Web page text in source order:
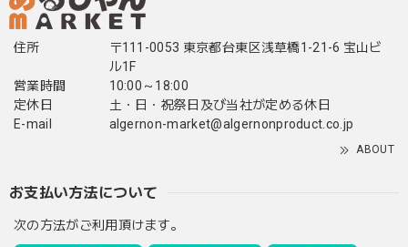
住所
〒111-0053 東京都台東区浅草橋1-21-6 宝山ビ
ル1F
営業時間
10:00～18:00
定休日
土・日・祝祭日及び当社が定める休日
E-mail
algernon-market@algernonproduct.co.jp
ABOUT
お支払い方法について
次の方法がご利用頂けます。